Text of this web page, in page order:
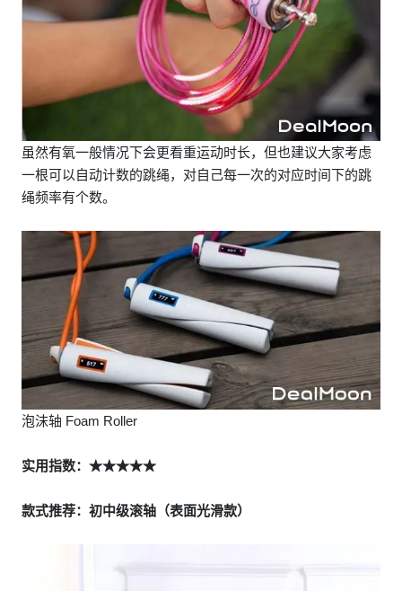
虽然有氧一般情况下会更看重运动时长，但也建议大家考虑
一根可以自动计数的跳绳，对自己每一次的对应时间下的跳
绳频率有个数。
泡沫轴 Foam Roller
实用指数：★★★★★
款式推荐：初中级滚轴（表面光滑款）